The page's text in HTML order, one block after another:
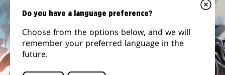
zona
DI
CROCEVIA
TONANTE
Do you have a language preference?
Choose from the options below, and we will
remember your preferred language in the
future.